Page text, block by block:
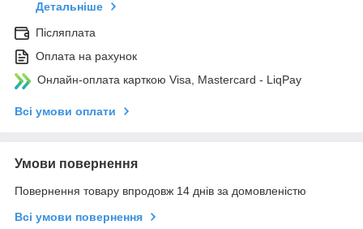
Детальніше
Післяплата
Оплата на рахунок
Онлайн-оплата карткою Visa, Mastercard - LiqPay
Всі умови оплати
Умови повернення
Повернення товару впродовж 14 днів за домовленістю
Всі умови повернення